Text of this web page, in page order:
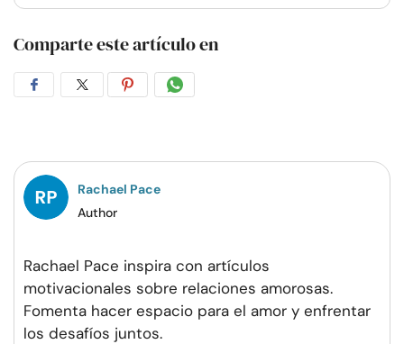
Comparte este artículo en
CompartirCompartirCompartirCompartir
Rachael Pace
Author
Rachael Pace inspira con artículos
motivacionales sobre relaciones amorosas.
Fomenta hacer espacio para el amor y enfrentar
los desafíos juntos.